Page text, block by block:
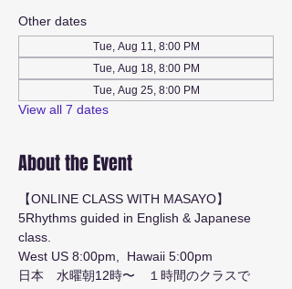
Other dates
Tue, Aug 11, 8:00 PM
Tue, Aug 18, 8:00 PM
Tue, Aug 25, 8:00 PM
View all 7 dates
About the Event
【ONLINE CLASS WITH MASAYO】
5Rhythms guided in English & Japanese
class.
West US 8:00pm,  Hawaii 5:00pm
日本　水曜朝12時〜　１時間のクラスで